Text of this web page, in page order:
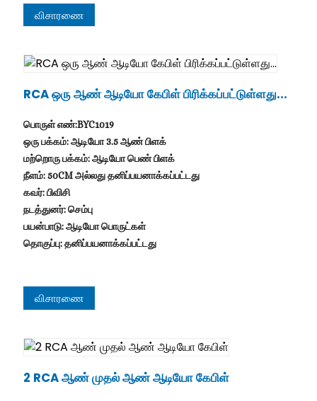
விசாரணை
RCA ஒரு ஆண் ஆடியோ கேபிள் பிரிக்கப்பட்டுள்ளது...
பொருள் எண்:BYC1019
ஒரு பக்கம்: ஆடியோ 3.5 ஆண் பிளக்
மற்றொரு பக்கம்: ஆடியோ பெண் பிளக்
நீளம்: 50CM அல்லது தனிப்பயனாக்கப்பட்டது
கவர்: பிவிசி
நடத்துனர்: செம்பு
பயன்பாடு: ஆடியோ பொருட்கள்
தொகுப்பு: தனிப்பயனாக்கப்பட்டது
விசாரணை
2 RCA ஆண் முதல் ஆண் ஆடியோ கேபிள்